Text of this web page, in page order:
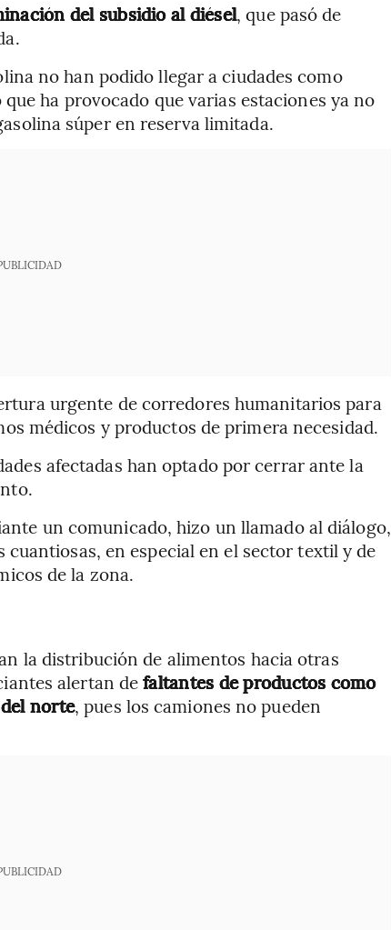
del subsidio al diésel, que pasó de
no han podido llegar a ciudades como
que ha provocado que varias estaciones ya no
súper en reserva limitada.
urgente de corredores humanitarios para
médicos y productos de primera necesidad.
afectadas han optado por cerrar ante la
un comunicado, hizo un llamado al diálogo,
en especial en el sector textil y de
de la zona.
la distribución de alimentos hacia otras
alertan defaltantes de productos como
norte, pues los camiones no pueden